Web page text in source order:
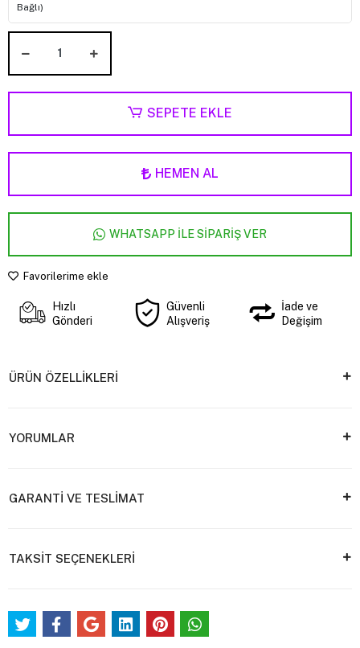
Bağlı)
SEPETE EKLE
HEMEN AL
WHATSAPP İLE SİPARİŞ VER
Favorilerime ekle
Hızlı
Gönderi
Güvenli
Alışveriş
İade ve
Değişim
ÜRÜN ÖZELLİKLERİ
YORUMLAR
GARANTİ VE TESLİMAT
TAKSİT SEÇENEKLERİ